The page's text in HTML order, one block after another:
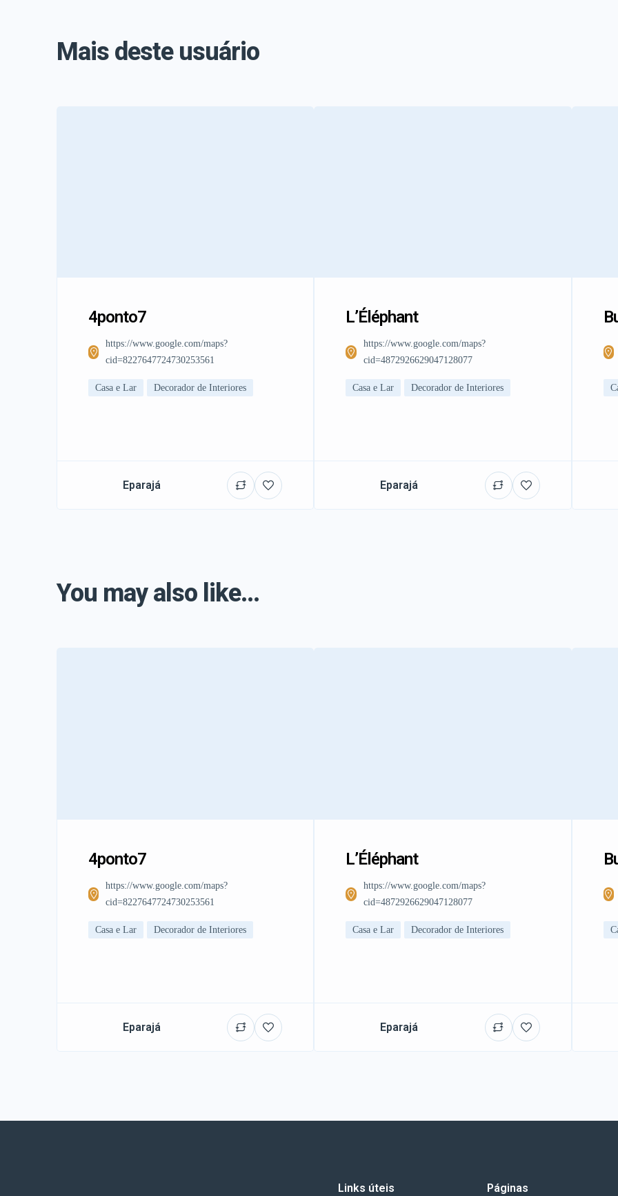
Mais deste usuário
4ponto7
https://www.google.com/maps?
cid=8227647724730253561
Casa e Lar Decorador de Interiores
Eparajá
L’Éléphant
https://www.google.com/maps?
cid=4872926629047128077
Casa e Lar Decorador de Interiores
Eparajá
You may also like...
4ponto7
https://www.google.com/maps?
cid=8227647724730253561
Casa e Lar Decorador de Interiores
Eparajá
L’Éléphant
https://www.google.com/maps?
cid=4872926629047128077
Casa e Lar Decorador de Interiores
Eparajá
Links úteis Páginas